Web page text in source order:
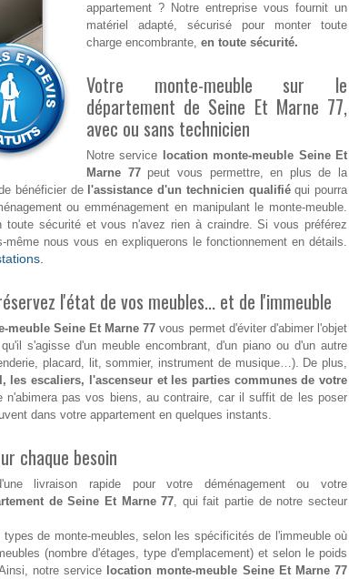
appartement ? Notre entreprise vous fournit un
matériel adapté, sécurisé pour monter toute
charge encombrante, en toute sécurité.
Votre monte-meuble sur le
département de Seine Et Marne 77,
avec ou sans technicien
Notre service
location monte-meuble Seine Et
Marne 77peut vous permettre, en plus de la
bénéficier de l'assistance d'un technicien qualifiéqui pourra
ou emménagement en manipulant le monte-meuble.
toute sécurité et vous n'avez rien à craindre. Si vous préférez
même nous vous en expliquerons le fonctionnement en détails.
l'état de vos meubles... et de l'immeuble
meuble Seine Et Marne 77 vous permet d'éviter d'abimer l'objet
s'agisse d'un meuble encombrant, d'un piano ou d'un autre
placard, lit, sommier, instrument de musique…). De plus,
les escaliers, l'ascenseur et les parties communes de votre
n'abimera pas vos biens, au contraire, car il suffit de les poser
dans votre appartement en quelques instants.
chaque besoin
livraison rapide pour votre déménagement ou votre
de Seine Et Marne 77, qui fait partie de notre secteur
de monte-meubles, selon les spécificités de l'immeuble où
(nombre d'étages, type d'emplacement) et selon le poids
notre service location monte-meuble Seine Et Marne 77